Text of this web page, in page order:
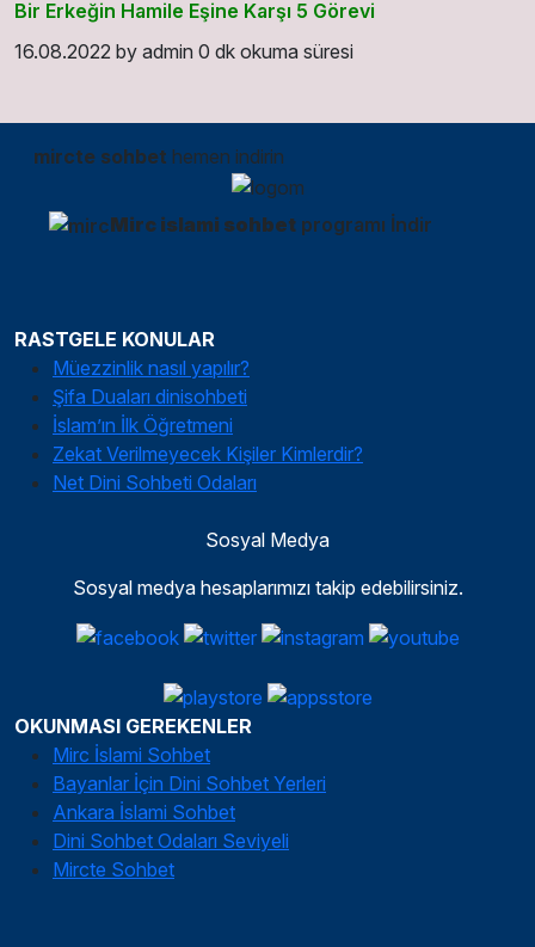
Bir Erkeğin Hamile Eşine Karşı 5 Görevi
16.08.2022 by admin 0 dk okuma süresi
mircte sohbet hemen indirin
Mirc islami sohbet programı İndir
RASTGELE KONULAR
Müezzinlik nasıl yapılır?
Şifa Duaları dinisohbeti
İslam’ın İlk Öğretmeni
Zekat Verilmeyecek Kişiler Kimlerdir?
Net Dini Sohbeti Odaları
Sosyal Medya
Sosyal medya hesaplarımızı takip edebilirsiniz.
OKUNMASI GEREKENLER
Mirc İslami Sohbet
Bayanlar İçin Dini Sohbet Yerleri
Ankara İslami Sohbet
Dini Sohbet Odaları Seviyeli
Mircte Sohbet